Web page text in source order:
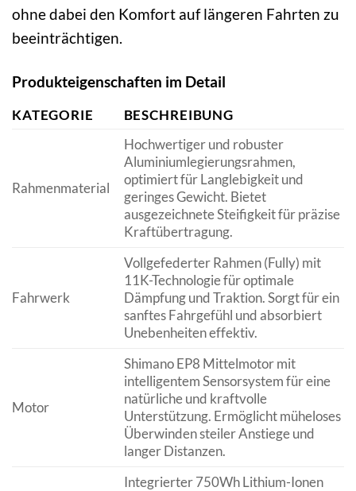
ohne dabei den Komfort auf längeren Fahrten zu
beeinträchtigen.
Produkteigenschaften im Detail
KATEGORIE BESCHREIBUNG
Rahmenmaterial
Hochwertiger und robuster
Aluminiumlegierungsrahmen,
optimiert für Langlebigkeit und
geringes Gewicht. Bietet
ausgezeichnete Steifigkeit für präzise
Kraftübertragung.
Fahrwerk
Vollgefederter Rahmen (Fully) mit
11K-Technologie für optimale
Dämpfung und Traktion. Sorgt für ein
sanftes Fahrgefühl und absorbiert
Unebenheiten effektiv.
Motor
Shimano EP8 Mittelmotor mit
intelligentem Sensorsystem für eine
natürliche und kraftvolle
Unterstützung. Ermöglicht müheloses
Überwinden steiler Anstiege und
langer Distanzen.
Integrierter 750Wh Lithium-Ionen